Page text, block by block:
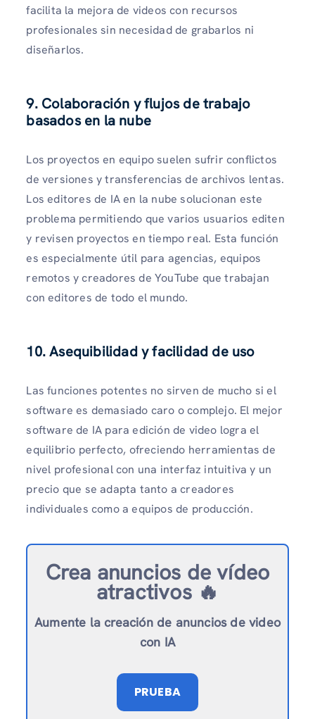
facilita la mejora de videos con recursos
profesionales sin necesidad de grabarlos ni
diseñarlos.
9. Colaboración y flujos de trabajo
basados ​​en la nube
Los proyectos en equipo suelen sufrir conflictos
de versiones y transferencias de archivos lentas.
Los editores de IA en la nube solucionan este
problema permitiendo que varios usuarios editen
y revisen proyectos en tiempo real. Esta función
es especialmente útil para agencias, equipos
remotos y creadores de YouTube que trabajan
con editores de todo el mundo.
10. Asequibilidad y facilidad de uso
Las funciones potentes no sirven de mucho si el
software es demasiado caro o complejo. El mejor
software de IA para edición de video logra el
equilibrio perfecto, ofreciendo herramientas de
nivel profesional con una interfaz intuitiva y un
precio que se adapta tanto a creadores
individuales como a equipos de producción.
Crea anuncios de vídeo
atractivos 🔥
Aumente la creación de anuncios de video
con IA
PRUEBA